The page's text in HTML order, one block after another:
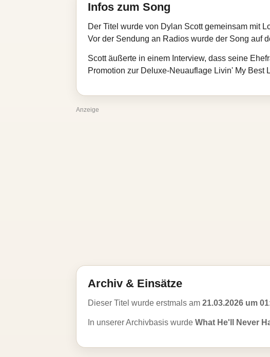
Infos zum Song
Der Titel wurde von Dylan Scott gemeinsam mit
Vor der Sendung an Radios wurde der Song auf
Scott äußerte in einem Interview, dass seine
Promotion zur Deluxe-Neuauflage Livin' My Best
Anzeige
Archiv & Einsätze
Dieser Titel wurde erstmals am 21.03.2026 um
In unserer Archivbasis wurde What He'll Never